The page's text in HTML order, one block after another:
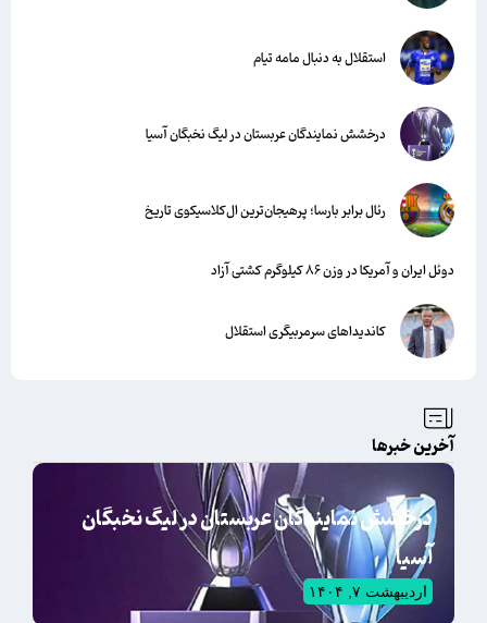
استقلال به دنبال مامه تیام
درخشش نمایندگان عربستان در لیگ نخبگان آسیا
رئال برابر بارسا؛ پرهیجان‌‌ترین ال‌کلاسیکوی تاریخ
دوئل ایران و آمریکا در وزن ۸۶ کیلوگرم کشتی آزاد
کاندیداهای سرمربیگری استقلال
آخرین خبرها
درخشش نمایندگان عربستان در لیگ نخبگان
آسیا
اردیبهشت ۷, ۱۴۰۴